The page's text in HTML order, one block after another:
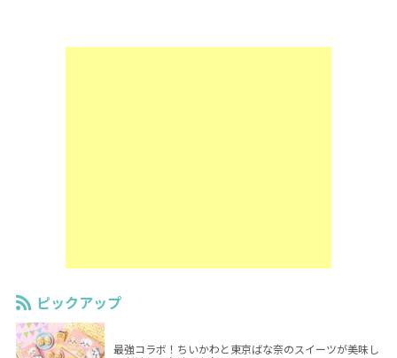
ピックアップ
最強コラボ！ちいかわと東京ばな奈のスイーツが美味し